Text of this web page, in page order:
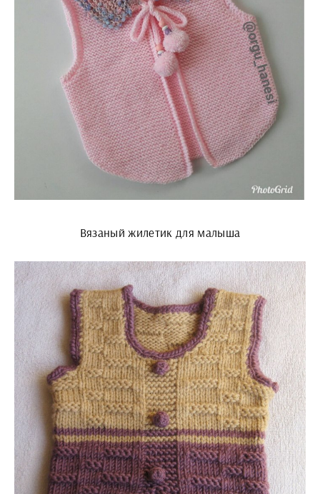
Вязаный жилетик для малыша